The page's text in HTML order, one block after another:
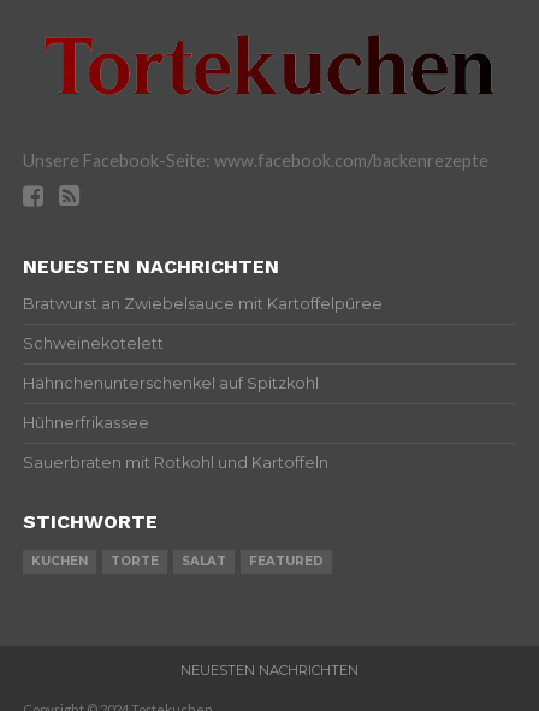
Unsere Facebook-Seite: www.facebook.com/backenrezepte
NEUESTEN NACHRICHTEN
Bratwurst an Zwiebelsauce mit Kartoffelpüree
Schweinekotelett
Hähnchenunterschenkel auf Spitzkohl
Hühnerfrikassee
Sauerbraten mit Rotkohl und Kartoffeln
STICHWORTE
KUCHEN TORTE SALAT FEATURED
NEUESTEN NACHRICHTEN